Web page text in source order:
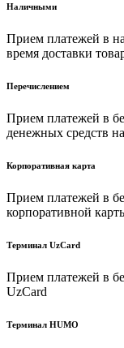
Наличными
Прием платежей в
время доставки
Перечислением
Прием платежей в
денежных средств
Корпоративная карта
Прием платежей в
корпоративной
Терминал UzCard
Прием платежей в
UzCard
Терминал HUMO